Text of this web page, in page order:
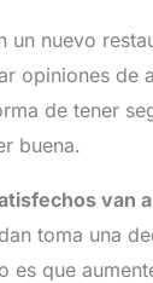
nuevo
opiniones de
de tener
buena.
van
toma una
es que